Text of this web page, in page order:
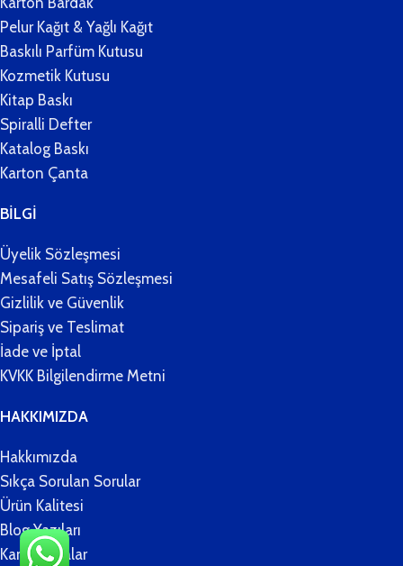
Pelur Kağıt & Yağlı Kağıt
Baskılı Parfüm Kutusu
Kozmetik Kutusu
Kitap Baskı
Spiralli Defter
Katalog Baskı
Karton Çanta
BİLGİ
Üyelik Sözleşmesi
Mesafeli Satış Sözleşmesi
Gizlilik ve Güvenlik
Sipariş ve Teslimat
İade ve İptal
KVKK Bilgilendirme Metni
HAKKIMIZDA
Hakkımızda
Sıkça Sorulan Sorular
Ürün Kalitesi
Blog Yazıları
Kampanyalar